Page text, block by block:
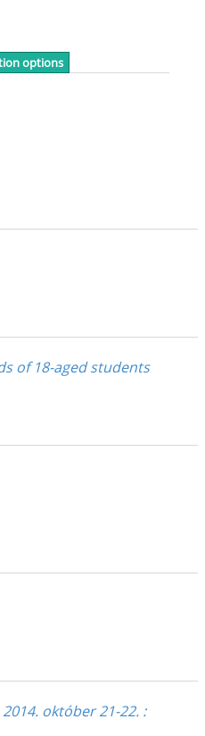
options
of 18-aged students
október 21-22. :